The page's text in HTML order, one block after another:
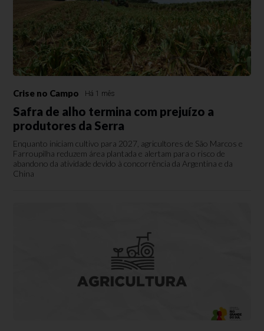
Crise no Campo Há 1 mês
Safra de alho termina com prejuízo a
produtores da Serra
Enquanto iniciam cultivo para 2027, agricultores de São Marcos e
Farroupilha reduzem área plantada e alertam para o risco de
abandono da atividade devido à concorrência da Argentina e da
China